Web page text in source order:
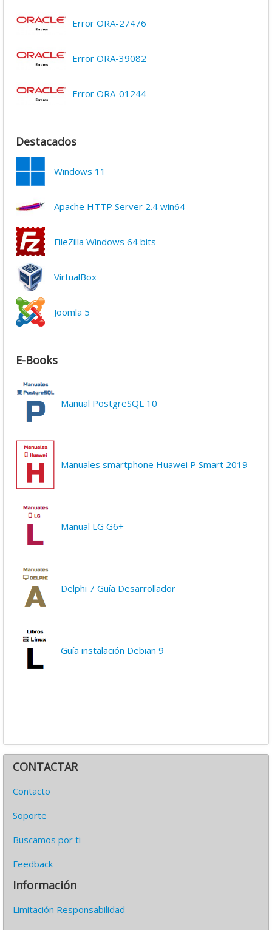
Error ORA-27476
Error ORA-39082
Error ORA-01244
Destacados
Windows 11
Apache HTTP Server 2.4 win64
FileZilla Windows 64 bits
VirtualBox
Joomla 5
E-Books
Manual PostgreSQL 10
Manuales smartphone Huawei P Smart 2019
Manual LG G6+
Delphi 7 Guía Desarrollador
Guía instalación Debian 9
CONTACTAR
Contacto
Soporte
Buscamos por ti
Feedback
Información
Limitación Responsabilidad